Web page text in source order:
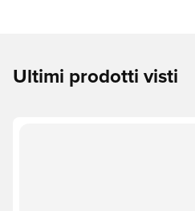
Ultimi prodotti visti